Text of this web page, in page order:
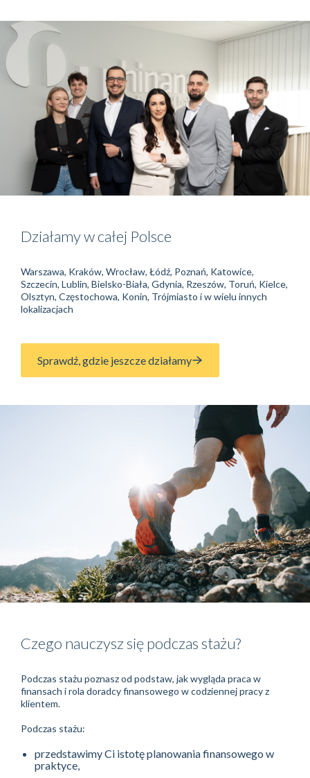
Działamy w całej Polsce
Warszawa, Kraków, Wrocław, Łódź, Poznań, Katowice,
Szczecin, Lublin, Bielsko-Biała, Gdynia, Rzeszów, Toruń, Kielce,
Olsztyn, Częstochowa, Konin, Trójmiasto i w wielu innych
lokalizacjach
Sprawdź, gdzie jeszcze działamy
Czego nauczysz się podczas stażu?
Podczas stażu poznasz od podstaw, jak wygląda praca w
finansach i rola doradcy finansowego w codziennej pracy z
klientem.
Podczas stażu:
przedstawimy Ci istotę planowania finansowego w
praktyce,